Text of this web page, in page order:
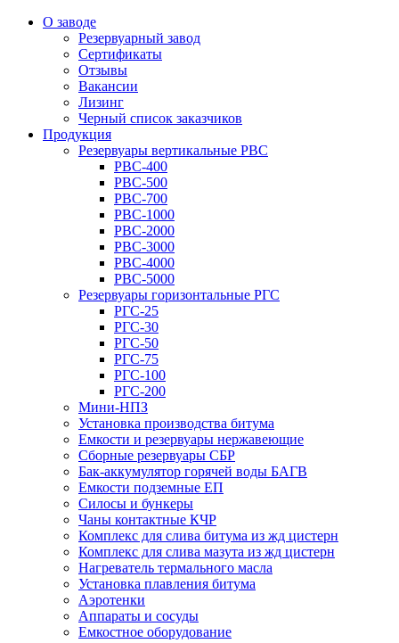
О заводе
Резервуарный завод
Сертификаты
Отзывы
Вакансии
Лизинг
Черный список заказчиков
Продукция
Резервуары вертикальные РВС
РВС-400
РВС-500
РВС-700
РВС-1000
РВС-2000
РВС-3000
РВС-4000
РВС-5000
Резервуары горизонтальные РГС
РГС-25
РГС-30
РГС-50
РГС-75
РГС-100
РГС-200
Мини-НПЗ
Установка производства битума
Емкости и резервуары нержавеющие
Сборные резервуары СБР
Бак-аккумулятор горячей воды БАГВ
Емкости подземные ЕП
Силосы и бункеры
Чаны контактные КЧР
Комплекс для слива битума из жд цистерн
Комплекс для слива мазута из жд цистерн
Нагреватель термального масла
Установка плавления битума
Аэротенки
Аппараты и сосуды
Емкостное оборудование